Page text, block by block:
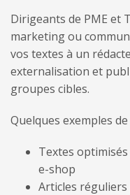
Dirigeants de PME et
marketing ou
vos textes à un
externalisation et
groupes cibles.
Quelques exemples
Textes
e-shop
Articles